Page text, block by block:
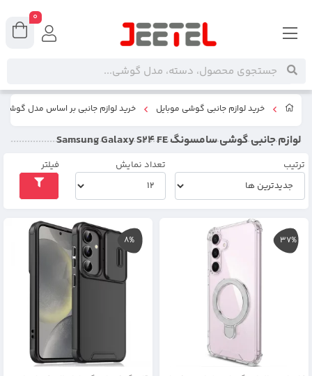
خرید لوازم جانبی گوشی موبایل خرید لوازم جانبی بر اساس مدل گوشی
لوازم جانبی گوشی سامسونگ Samsung Galaxy S24 FE
ترتیب تعداد نمایش فیلتر
37%
8%
0